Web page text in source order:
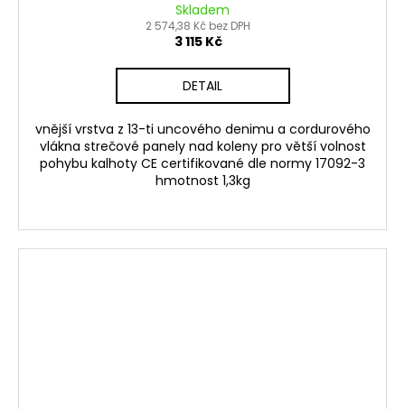
Skladem
2 574,38 Kč bez DPH
3 115 Kč
DETAIL
vnější vrstva z 13-ti uncového denimu a cordurového
vlákna strečové panely nad koleny pro větší volnost
pohybu kalhoty CE certifikované dle normy 17092-3
hmotnost 1,3kg